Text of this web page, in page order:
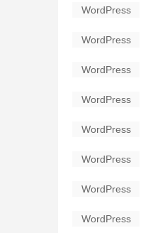
WordPress
WordPress
WordPress
WordPress
WordPress
WordPress
WordPress
WordPress